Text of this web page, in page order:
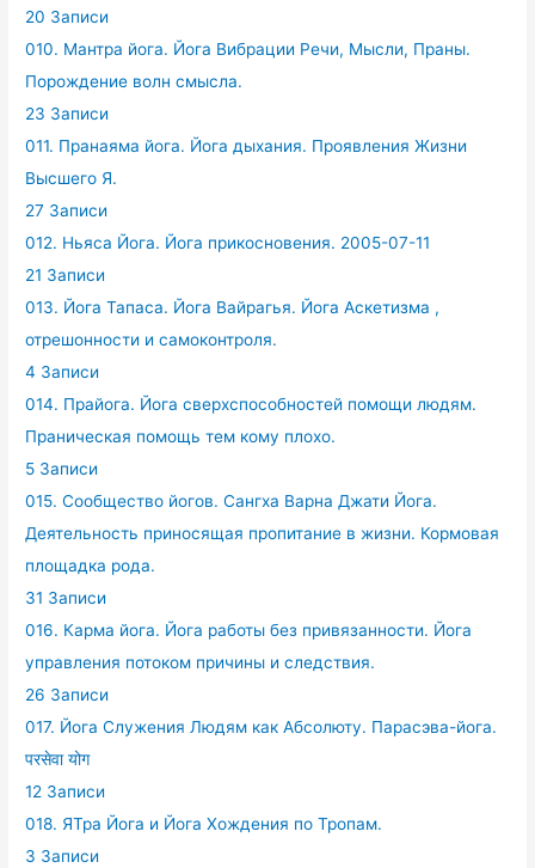
20 Записи
010. Мантра йога. Йога Вибрации Речи, Мысли, Праны.
Порождение волн смысла.
23 Записи
011. Пранаяма йога. Йога дыхания. Проявления Жизни
Высшего Я.
27 Записи
012. Ньяса Йога. Йога прикосновения. 2005-07-11
21 Записи
013. Йога Тапаса. Йога Вайрагья. Йога Аскетизма ,
отрешонности и самоконтроля.
4 Записи
014. Прайога. Йога сверхспособностей помощи людям.
Праническая помощь тем кому плохо.
5 Записи
015. Сообщество йогов. Сангха Варна Джати Йога.
Деятельность приносящая пропитание в жизни. Кормовая
площадка рода.
31 Записи
016. Карма йога. Йога работы без привязанности. Йога
управления потоком причины и следствия.
26 Записи
017. Йога Служения Людям как Абсолюту. Парасэва-йога.
परसेवा योग
12 Записи
018. ЯТра Йога и Йога Хождения по Тропам.
3 Записи